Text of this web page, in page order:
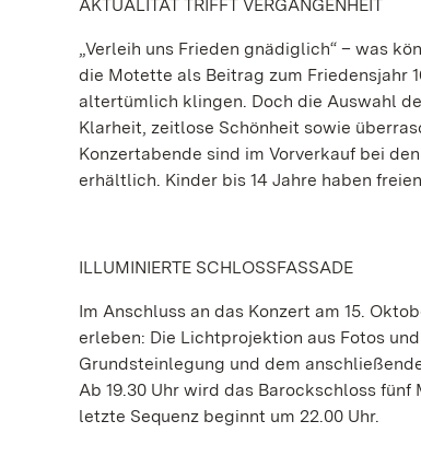
AKTUALITÄT TRIFFT VERGANGENHEIT
„Verleih uns Frieden gnädiglich“ – was
die Motette als Beitrag zum Friedensjahr
altertümlich klingen. Doch die Auswahl
Klarheit, zeitlose Schönheit sowie
Konzertabende sind im Vorverkauf bei
erhältlich. Kinder bis 14 Jahre haben
ILLUMINIERTE SCHLOSSFASSADE
Im Anschluss an das Konzert am 15.
erleben: Die Lichtprojektion aus Fotos
Grundsteinlegung und dem
Ab 19.30 Uhr wird das Barockschloss
letzte Sequenz beginnt um 22.00 Uhr.